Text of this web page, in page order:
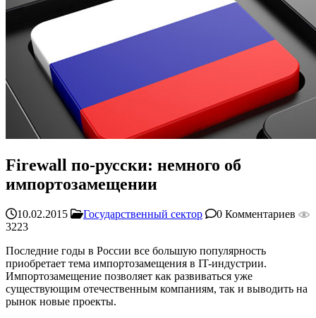
Firewall по-русски: немного об
импортозамещении
10.02.2015 Государственный сектор
0 Комментариев
3223
Последние годы в России все большую популярность
приобретает тема импортозамещения в IT-индустрии.
Импортозамещение позволяет как развиваться уже
существующим отечественным компаниям, так и выводить на
рынок новые проекты.